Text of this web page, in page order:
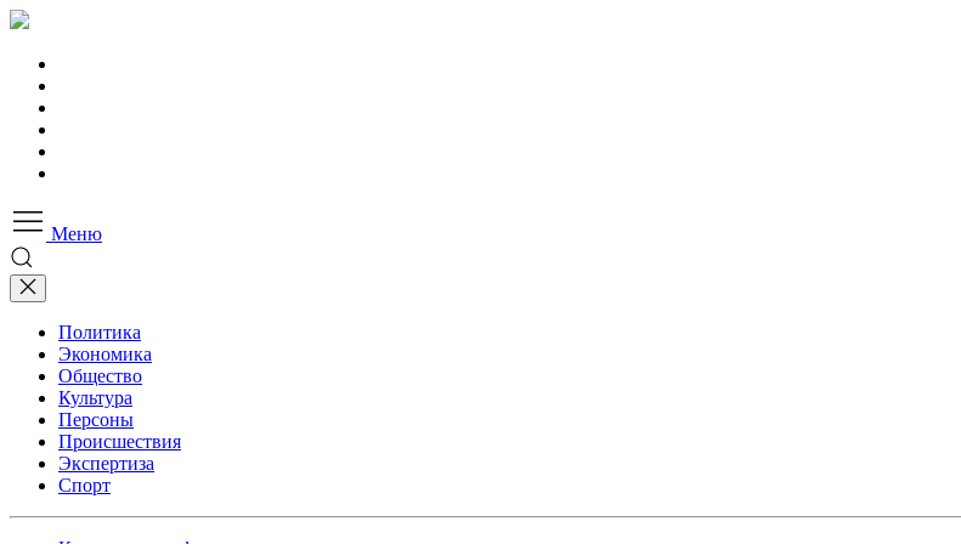
Меню
Политика
Экономика
Общество
Культура
Персоны
Происшествия
Экспертиза
Спорт